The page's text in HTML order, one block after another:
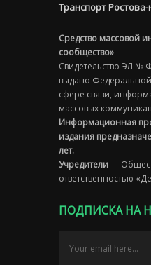
Транспорт
Средство массовой
сообщество»
Свидетельство ЭЛ №
выдано
сфере связи,
массовых
Информационная
издания
лет.
Учредители—
ответственностью
ПОДПИСКА НА